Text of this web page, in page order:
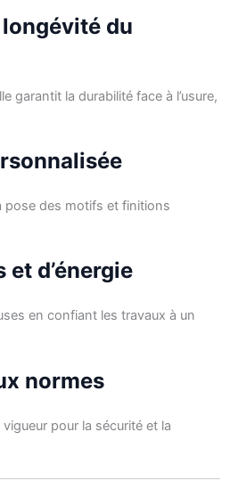
du
garantit la durabilité face à l’usure,
pose des motifs et finitions
et d’énergie
en confiant les travaux à un
normes
pour la sécurité et la